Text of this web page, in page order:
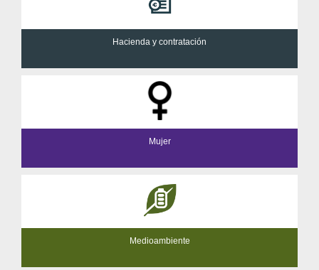
Hacienda y contratación
Mujer
Medioambiente